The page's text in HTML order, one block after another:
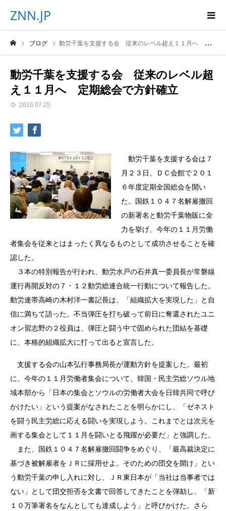
ZNN.JP
ブログ 動労千葉を支援する会 従来のレベル超え１１月へ 定期総会で方針確立
動労千葉を支援する会 従来のレベル超
え１１月へ 定期総会で方針確立
2016.07.25
動労千葉を支援する会は７
月２３日、ＤＣ会館で２０１
６年度定期全国総会を開い
た。国鉄１０４７名解雇撤回
の新署名と動労千葉物販に全
力を挙げ、今年の１１月労働
者集会を従来とはまったく異なるものとして成功させることを確
認した。
３本の特別報告が行われ、動労水戸の石井真一委員長が常磐線
運行再開反対の７・１２動労総連合統一行動について報告した。
動労連帯高崎の木村洋一書記長は、「組織拡大を実現した」と自
信に満ちて語った。不当弾圧を打ち破って前日に奪還されたユニ
オン習志野の２役員は、弾圧と闘う中で固められた団結を基礎
に、本格的組織拡大に打って出ると宣言した。
支援する会の山本弘行事務局長が運動方針を提案した。最初
に、今年の１１月労働者集会について、韓国・民主労総ソウル地
域本部から「日本の集会とソウルの労働者大会を日韓共同で呼び
かけたい」という提案がなされたことを明らかにし、「ゼネスト
を闘う民主労総に応える闘いを実現しよう。これまでとは次元を
画する集会として１１月を闘いとる飛躍が必要だ」と強調した。
また、国鉄１０４７名解雇撤回闘争をめぐり、「最高裁決定に
基づき被解雇者をＪＲに採用せよ。そのための団交を開け」とい
う動労千葉の申し入れに対し、ＪＲ東日本が「当社は当事者では
ない」として団交拒否を文書で回答してきたことを弾劾し、「新
１０万筆署名をなんとしても達成しよう」と呼びかけた。さら